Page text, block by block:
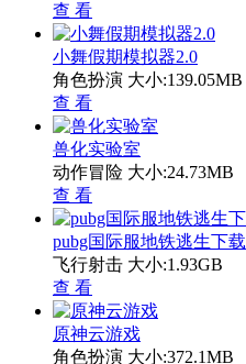
查 看
小舞假期模拟器2.0
角色扮演 大小:139.05MB
查 看
兽化实验室
动作冒险 大小:24.73MB
查 看
pubg国际服地铁逃生下载
飞行射击 大小:1.93GB
查 看
原神云游戏
角色扮演 大小:372.1MB